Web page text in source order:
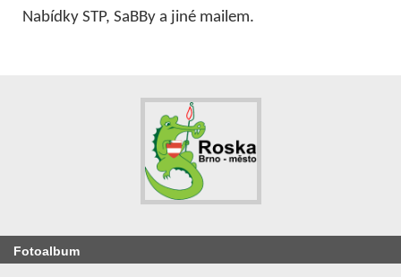
Nabídky STP, SaBBy a jiné mailem.
Fotoalbum